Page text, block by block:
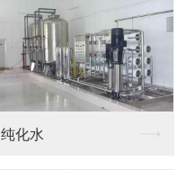
RO反渗透设备